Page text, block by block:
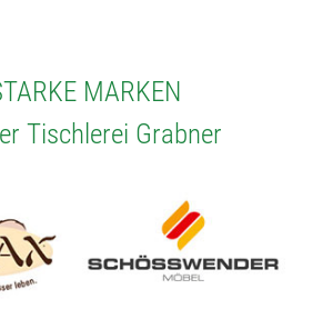
MARKEN
Tischlerei Grabner